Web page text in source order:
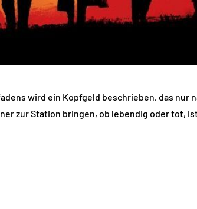
wird ein Kopfgeld beschrieben, das
zur Station bringen, ob lebendig oder tot,